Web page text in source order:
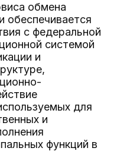
обмена
обеспечивается
с федеральной
системой
и
для
и
функций в